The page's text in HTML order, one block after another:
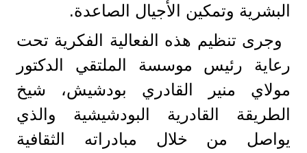
البشرية وتمكين الأجيال الصاعدة.
وجرى تنظيم هذه الفعالية الفكرية تحت
رعاية رئيس موسسة الملتقي الدكتور
مولاي منير القادري بودشيش، شيخ
الطريقة القادرية البودشيشية والذي
يواصل من خلال مبادراته الثقافية